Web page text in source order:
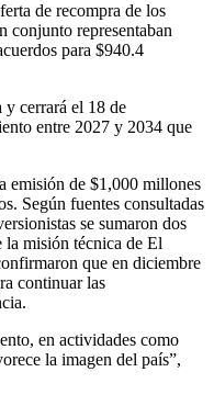
de recompra de los
conjunto representaban
para $940.4
y cerrará el 18 de
entre 2027 y 2034 que
emisión de $1,000 millones
Según fuentes consultadas
se sumaron dos
misión técnica de El
que en diciembre
continuar las
en actividades como
la imagen del país”,